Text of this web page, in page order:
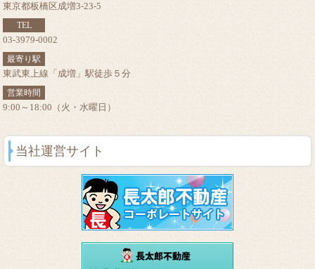
東京都板橋区成増3-23-5
TEL
03-3979-0002
最寄り駅
東武東上線「成増」駅徒歩５分
営業時間
9:00～18:00（火・水曜日）
当社運営サイト